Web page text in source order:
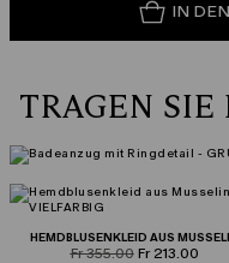
IN
TRAGEN SIE
HEMDBLUSENKLEID AUS
product.price.original
Fr 355.00 Fr 213.00